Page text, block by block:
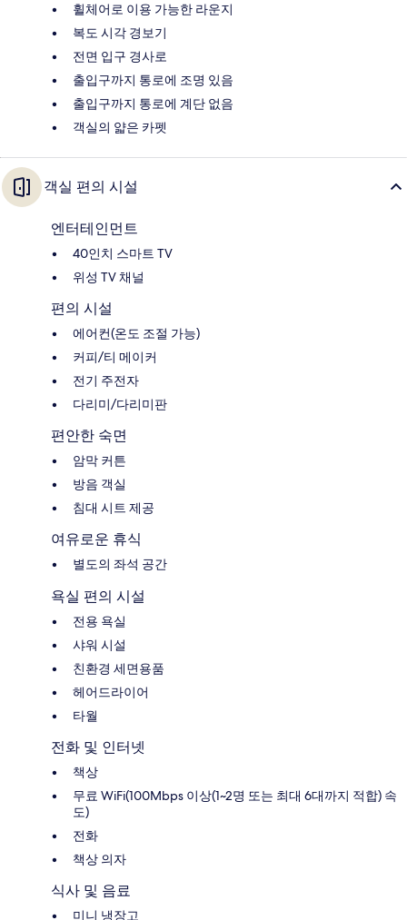
휠체어로 이용 가능한 라운지
복도 시각 경보기
전면 입구 경사로
출입구까지 통로에 조명 있음
출입구까지 통로에 계단 없음
객실의 얇은 카펫
객실 편의 시설
엔터테인먼트
40인치 스마트 TV
위성 TV 채널
편의 시설
에어컨(온도 조절 가능)
커피/티 메이커
전기 주전자
다리미/다리미판
편안한 숙면
암막 커튼
방음 객실
침대 시트 제공
여유로운 휴식
별도의 좌석 공간
욕실 편의 시설
전용 욕실
샤워 시설
친환경 세면용품
헤어드라이어
타월
전화 및 인터넷
책상
무료 WiFi(100Mbps 이상(1~2명 또는 최대 6대까지 적합) 속
도)
전화
책상 의자
식사 및 음료
미니 냉장고